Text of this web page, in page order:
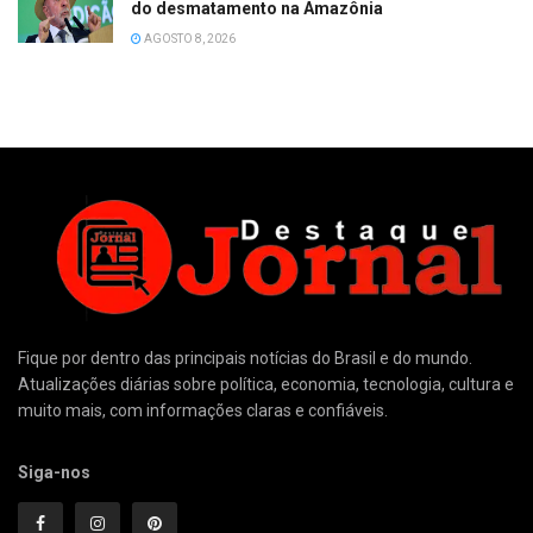
do desmatamento na Amazônia
AGOSTO 8, 2026
Fique por dentro das principais notícias do Brasil e do mundo.
Atualizações diárias sobre política, economia, tecnologia, cultura e
muito mais, com informações claras e confiáveis.
Siga-nos